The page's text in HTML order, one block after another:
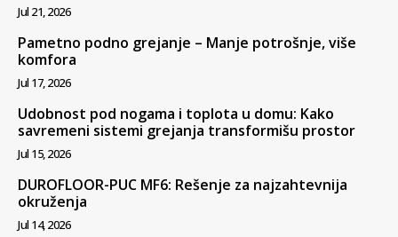
Jul 21, 2026
Pametno podno grejanje – Manje potrošnje, više
komfora
Jul 17, 2026
Udobnost pod nogama i toplota u domu: Kako
savremeni sistemi grejanja transformišu prostor
Jul 15, 2026
DUROFLOOR-PUC MF6: Rešenje za najzahtevnija
okruženja
Jul 14, 2026